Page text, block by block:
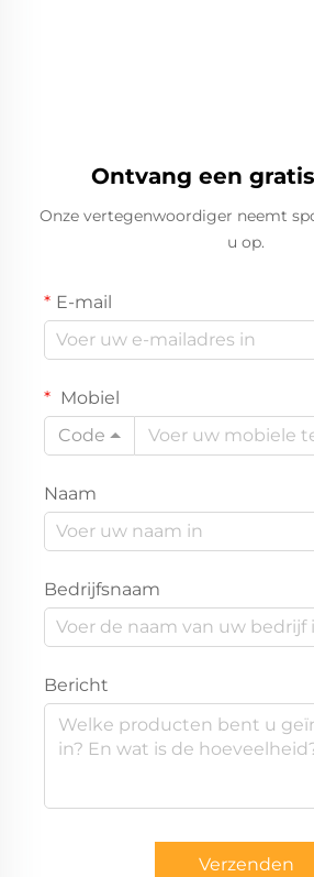
Ontvang een
Onze vertegenwoordiger neemt
u op.
E-mail
Mobiel
Code
Naam
Bedrijfsnaam
Bericht
Verzenden